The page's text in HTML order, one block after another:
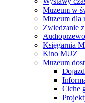
Muzeum w
Muzeum dla
Zwiedzanie
Księgarnia
Kino MUZ
Muzeum
Ciche